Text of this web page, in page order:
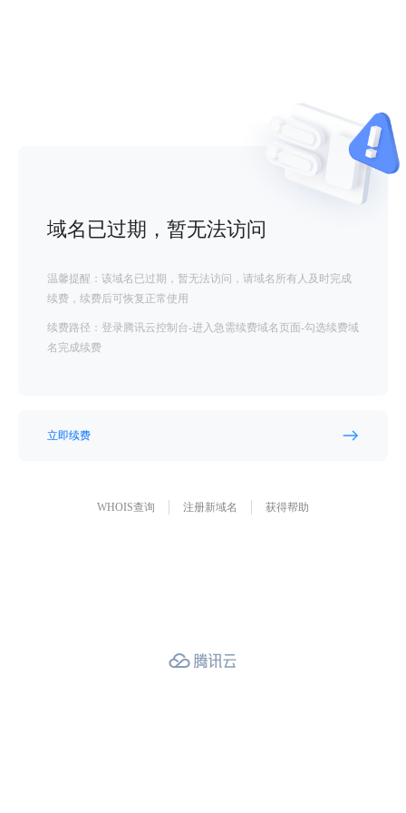
域名已过期，暂无法访问
温馨提醒：该域名已过期，暂无法访问，请域名所有人及时完成
续费，续费后可恢复正常使用
续费路径：登录腾讯云控制台-进入急需续费域名页面-勾选续费域
名完成续费
立即续费
WHOIS查询 注册新域名 获得帮助